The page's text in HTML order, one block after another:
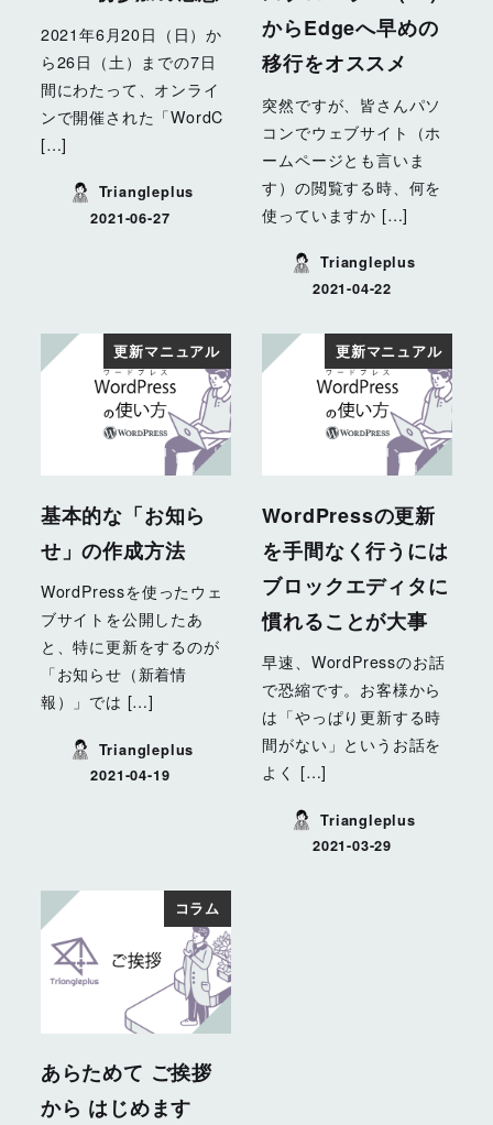
2021年6月20日（日）か
ら26日（土）までの7日
間にわたって、オンライ
ンで開催された「WordC
[…]
Triangleplus
投稿日
2021-06-27
からEdgeへ早めの
移行をオススメ
突然ですが、皆さんパソ
コンでウェブサイト（ホ
ームページとも言いま
す）の閲覧する時、何を
使っていますか […]
Triangleplus
投稿日
2021-04-22
更新マニュアル
基本的な「お知ら
せ」の作成方法
WordPressを使ったウェ
ブサイトを公開したあ
と、特に更新をするのが
「お知らせ（新着情
報）」では […]
Triangleplus
投稿日
2021-04-19
更新マニュアル
WordPressの更新
を手間なく行うには
ブロックエディタに
慣れることが大事
早速、WordPressのお話
で恐縮です。お客様から
は「やっぱり更新する時
間がない」というお話を
よく […]
Triangleplus
投稿日
2021-03-29
コラム
あらためて ご挨拶
から はじめます